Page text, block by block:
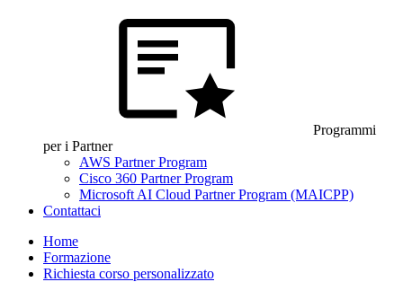
Programmi
per i Partner
AWS Partner Program
Cisco 360 Partner Program
Microsoft AI Cloud Partner Program (MAICPP)
Contattaci
Home
Formazione
Richiesta corso personalizzato